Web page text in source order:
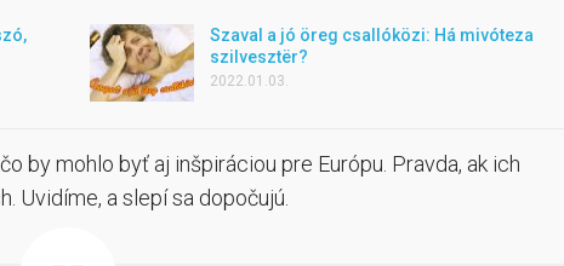
Szaval a jó öreg csallóközi: Há mivóteza
szilvesztër?
2022.01.03.
by mohlo byť aj inšpiráciou pre Európu. Pravda, ak ich
Uvidíme, a slepí sa dopočujú.